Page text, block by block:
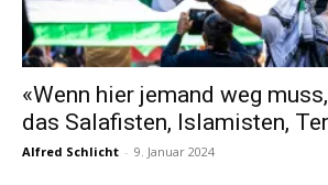
«Wenn hier jemand weg
das Salafisten, Islamisten,
Alfred Schlicht - 9. Januar 2024